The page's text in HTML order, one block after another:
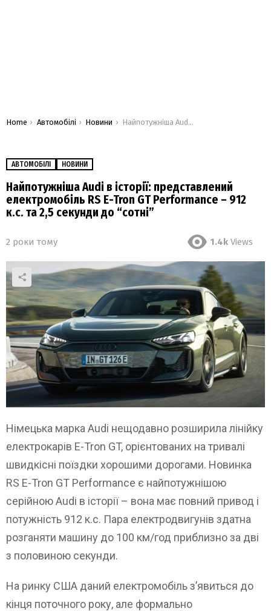
You are here:
Home Автомобілі Новини Найпотужніша Audi в історії: представлений електромобіль RS E-Tron GT Performance – 912 к.с. та 2,5 секунди до “сотні”
АВТОМОБІЛІ НОВИНИ
Найпотужніша Audi в історії: представлений
електромобіль RS E-Tron GT Performance – 912
к.с. та 2,5 секунди до “сотні”
2 роки тому 1.4k Views
Німецька марка Audi нещодавно розширила лінійку
електрокарів E-Tron GT, орієнтованих на тривалі
швидкісні поїздки хорошими дорогами. Новинка
RS E-Tron GT Performance є найпотужнішою
серійною Audi в історії – вона має повний привод і
потужність 912 к.с. Пара електродвигунів здатна
розганяти машину до 100 км/год приблизно за дві
з половиною секунди.
На ринку США даний електромобіль з’явиться до
кінця поточного року, але формально